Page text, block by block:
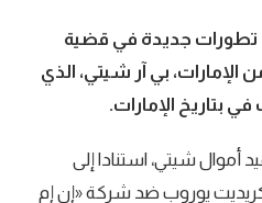
جديدة في قضية
الإمارات، بي آر شيتي، الذي
بتاريخ الإمارات.
شيتي، استنادا إلى
يوروب ضد شركة «إن إم